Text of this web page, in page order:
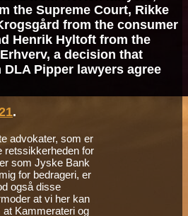
the Supreme Court, Rikke
from the consumer
Henrik Hyltoft from the
a decision that
Pipper lawyers agree
.